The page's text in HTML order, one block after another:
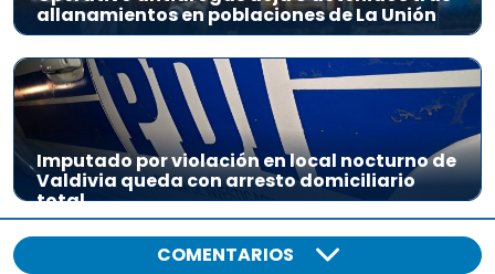
allanamientos en poblaciones de La Unión
Imputado por violación en local nocturno de
Valdivia queda con arresto domiciliario
total
COMENTARIOS